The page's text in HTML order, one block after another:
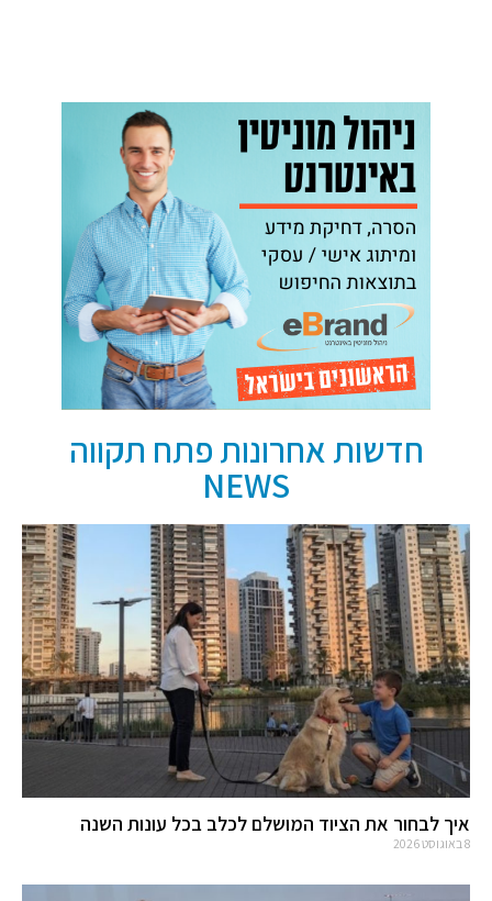
חדשות אחרונות פתח תקווה
NEWS
איך לבחור את הציוד המושלם לכלב בכל עונות השנה
8 באוגוסט 2026